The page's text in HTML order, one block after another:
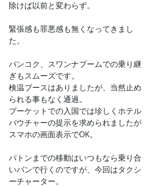
除けば以前と変わらず。
緊張感も罪悪感も無くなってきまし
た。
バンコク、スワンナプームでの乗り継
ぎもスムーズです。
検温ブースはありましたが、当然止め
られる事もなく通過。
プーケットでの入国では珍しくホテル
バウチャーの提示を求められましたが
スマホの画面表示でOK。
パトンまでの移動はいつもなら乗り合
いバンで行くのですが、今回はタクシ
ーチャーター。